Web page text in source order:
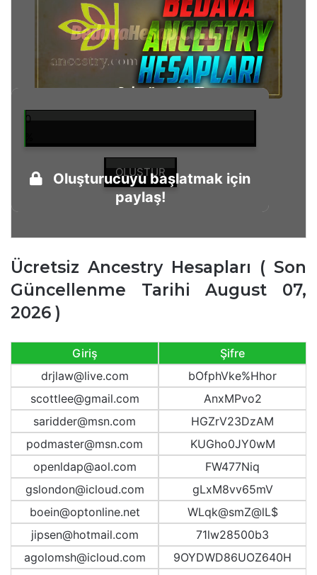
0
OLUŞTUR
Oluşturucuyu başlatmak için
paylaş!
Ücretsiz Ancestry Hesapları ( Son
Güncellenme Tarihi August 07,
2026 )
Giriş
Şifre
drjlaw@live.com
bOfphVke%Hhor
scottlee@gmail.com
AnxMPvo2
saridder@msn.com
HGZrV23DzAM
podmaster@msn.com
KUGho0JY0wM
openldap@aol.com
FW477Niq
gslondon@icloud.com
gLxM8vv65mV
boein@optonline.net
WLqk@smZ@lL$
jipsen@hotmail.com
71lw28500b3
agolomsh@icloud.com
9OYDWD86UOZ640H